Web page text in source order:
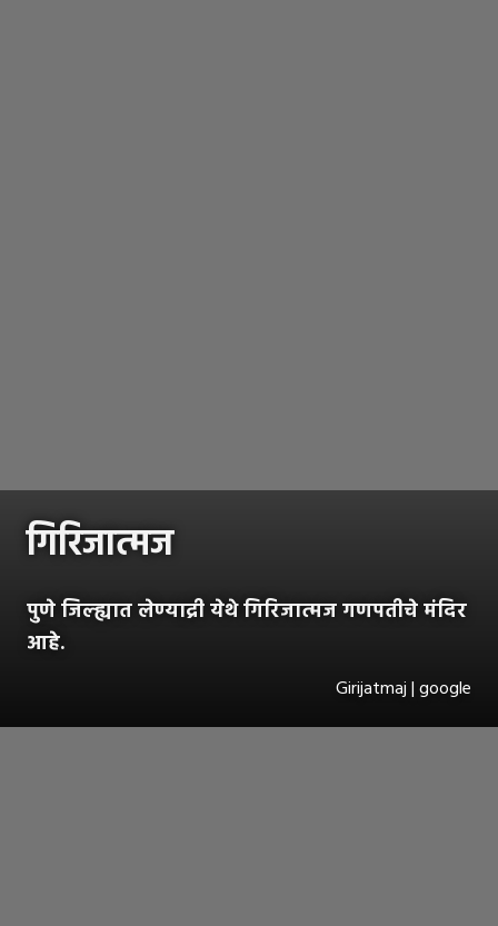
गिरिजात्मज
पुणे जिल्ह्यात लेण्याद्री येथे गिरिजात्मज गणपतीचे मंदिर
आहे.
Girijatmaj | google